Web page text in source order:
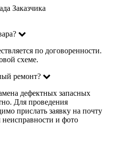
Заказчика
по договоренности.
схеме.
ремонт?
дефектных запасных
Для проведения
прислать заявку на почту
неисправности и фото